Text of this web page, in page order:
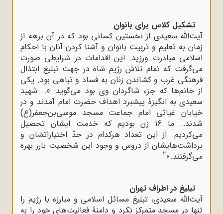
تشکیل کلاس برای بانوان
آیت‌الله سعیدی از نخستین کسانی بود که در آن برهه از
زمان به تعلیم و تربیت بانوان و آشنا کردن آنان با احکام
اسلامی مبادرت ورزید. این اقدامات در شرایطی صورت
می‌گرفت که تمام تلاش رژیم شاه در جهت تبلیغ ابتذال
فرهنگی غرب و کشاندن زنان به فساد و تباهی بود. یکی
از خانم‌ها که جزء شاگردان وی بود می‌گوید: «… شهید
سعیدی به انگیزۀ پیشبرد اهداف حضرت امام آمدند و در
خیابان غیاثی امام جماعت مسجد موسی‌بن‌جعفر(ع)
شدند… ما 16 زن بودیم که خدمت ایشان تحصیل
می‌کردیم. از این تعداد هرکدام در حدّ اختیاراتشان و
برداشت‌هایشان از دروس و وجود این شخصیت بارز بهره
می‌گرفتند.»3
تبلیغ در اطراف تهران
آیت‌الله سعیدی، تبلیغ مسائل اسلامی و مبارزه با رژیم را
تنها در مسجد متمرکز نکرد و دامنۀ فعالیت‌های خود را به